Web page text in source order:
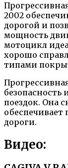
2002
дорогой и
мощность
мотоцикл
хорошо
типами
поездок. Она
дороги.
Видео: